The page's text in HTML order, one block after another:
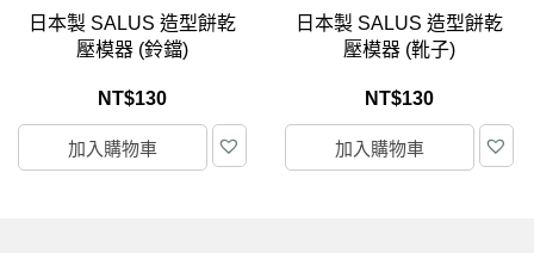
餅乾
日本製 SALUS 造型餅乾
壓模器 (靴子)
加入購物車
美國 OXO 矽膠餅
西里綠)
加入購物車